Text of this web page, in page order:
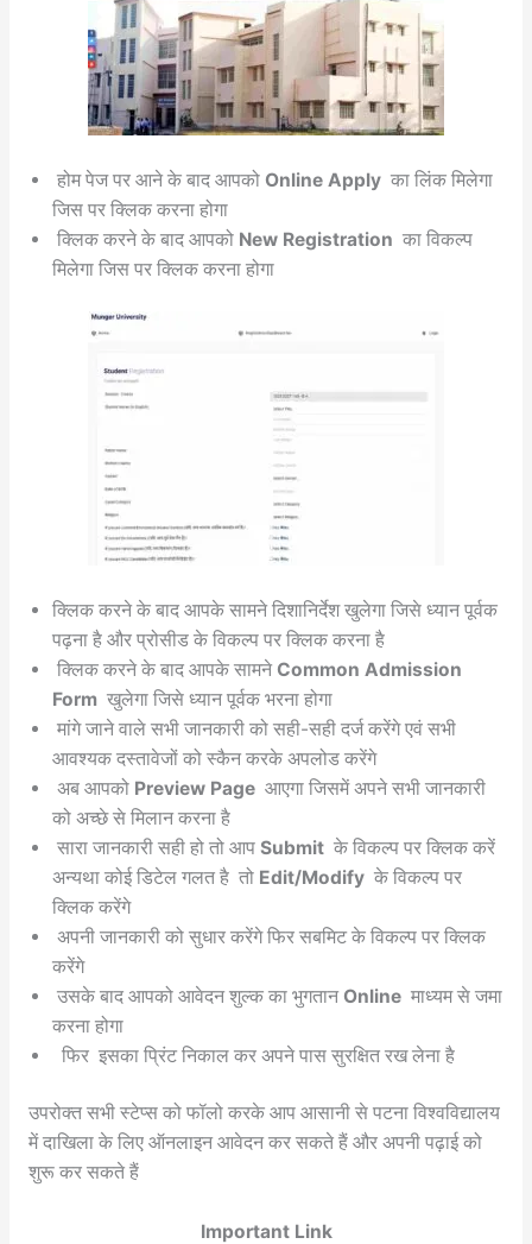
होम पेज पर आने के बाद आपको Online Apply का लिंक मिलेगा
जिस पर क्लिक करना होगा
क्लिक करने के बाद आपको New Registration का विकल्प
मिलेगा जिस पर क्लिक करना होगा
क्लिक करने के बाद आपके सामने दिशानिर्देश खुलेगा जिसे ध्यान पूर्वक
पढ़ना है और प्रोसीड के विकल्प पर क्लिक करना है
क्लिक करने के बाद आपके सामने Common Admission
Formखुलेगा जिसे ध्यान पूर्वक भरना होगा
मांगे जाने वाले सभी जानकारी को सही-सही दर्ज करेंगे एवं सभी
आवश्यक दस्तावेजों को स्कैन करके अपलोड करेंगे
अब आपको Preview Page आएगा जिसमें अपने सभी जानकारी
को अच्छे से मिलान करना है
सारा जानकारी सही हो तो आप Submitके विकल्प पर क्लिक करें
अन्यथा कोई डिटेल गलत है तो Edit/Modify के विकल्प पर
क्लिक करेंगे
अपनी जानकारी को सुधार करेंगे फिर सबमिट के विकल्प पर क्लिक
करेंगे
उसके बाद आपको आवेदन शुल्क का भुगतान Onlineमाध्यम से जमा
करना होगा
फिर इसका प्रिंट निकाल कर अपने पास सुरक्षित रख लेना है
उपरोक्त सभी स्टेप्स को फॉलो करके आप आसानी से पटना विश्वविद्यालय
में दाखिला के लिए ऑनलाइन आवेदन कर सकते हैं और अपनी पढ़ाई को
शुरू कर सकते हैं
Important Link